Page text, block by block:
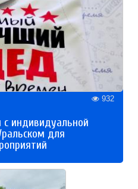
932
с индивидуальной
для